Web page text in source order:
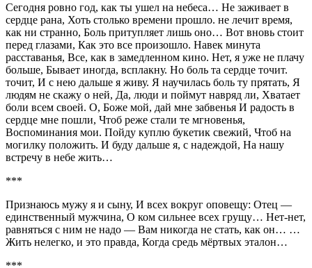
Сегодня ровно год, как ты ушел на небеса… Не заживает в
сердце рана, Хоть столько времени прошло. не лечит время,
как ни странно, Боль притупляет лишь оно… Вот вновь стоит
перед глазами, Как это все произошло. Навек минута
расставанья, Все, как в замедленном кино. Нет, я уже не плачу
больше, Бывает иногда, всплакну. Но боль та сердце точит.
точит, И с нею дальше я живу. Я научилась боль ту прятать, Я
людям не скажу о ней, Да, люди и поймут навряд ли, Хватает
боли всем своей. О, Боже мой, дай мне забвенья И радость в
сердце мне пошли, Чтоб реже стали те мгновенья,
Воспоминания мои. Пойду куплю букетик свежий, Чтоб на
могилку положить. И буду дальше я, с надеждой, На нашу
встречу в небе жить…
***
Признаюсь мужу я и сыну, И всех вокруг оповещу: Отец —
единственный мужчина, О ком сильнее всех грущу… Нет-нет,
равняться с ним не надо — Вам никогда не стать, как он… …
Жить нелегко, и это правда, Когда средь мёртвых эталон…
***